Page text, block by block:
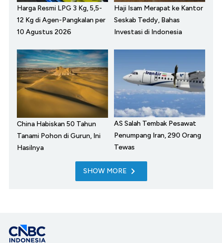
Harga Resmi LPG 3 Kg, 5,5-
12 Kg di Agen-Pangkalan per
10 Agustus 2026
Haji Isam Merapat ke Kantor
Seskab Teddy, Bahas
Investasi di Indonesia
China Habiskan 50 Tahun
Tanami Pohon di Gurun, Ini
Hasilnya
AS Salah Tembak Pesawat
Penumpang Iran, 290 Orang
Tewas
SHOW MORE